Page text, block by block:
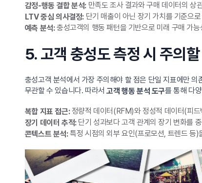
감정-행동 결합 분석:만족도 조사 결과와 구매 데이터의 상
LTV 중심 의사결정:단기 매출이 아닌 장기 가치를 기준으
예측 분석:충성고객의 행동 패턴을 기반으로 미래 구매 가
5. 고객 충성도 측정 시 주의
충성고객 분석에서 가장 주의해야 할 점은 단일 지표에만
무관할 수 있습니다. 따라서 고객 행동 분석 도구를 통해 다
복합 지표 접근:정량적 데이터(RFM)와 정성적 데이터(피드
장기 데이터 추적:단기 성과보다 고객 관계의 장기 변화를
콘텍스트 분석:특정 시점의 외부 요인(프로모션, 트렌드 등)